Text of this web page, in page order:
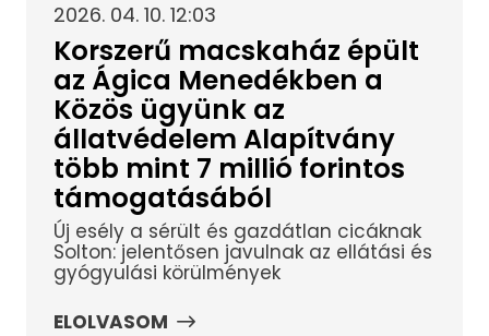
2026. 04. 10. 12:03
Korszerű macskaház épült
az Ágica Menedékben a
Közös ügyünk az
állatvédelem Alapítvány
több mint 7 millió forintos
támogatásából
Új esély a sérült és gazdátlan cicáknak
Solton: jelentősen javulnak az ellátási és
gyógyulási körülmények
ELOLVASOM